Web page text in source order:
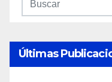
Últimas